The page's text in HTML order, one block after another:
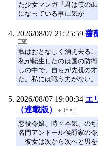
た少女マンガ『君は僕の
になっている事に気が
2026/08/07 21:25:59 薔
私はおとなしく消え去るこ
私が転生したのは国の防
しの中で、自らが先視の
た。私には戦う力がない
2026/08/07 19:00:34 エ
（連載版）
悪役令嬢、時々本気、のち
名門アンドール侯爵家の
彼女は次から次へと男